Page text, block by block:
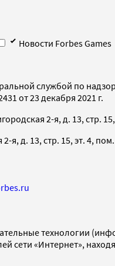
Новости Forbes Games
службой по
от 23 декабря 2021 г.
2-я, д. 13, стр.
я, д. 13, стр. 15, эт. 4, пом.
технологии
сети «Интернет»,